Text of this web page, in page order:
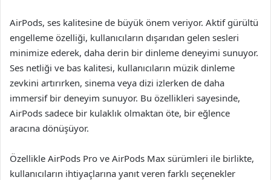
AirPods, ses kalitesine de büyük önem veriyor. Aktif gürültü
engelleme özelliği, kullanıcıların dışarıdan gelen sesleri
minimize ederek, daha derin bir dinleme deneyimi sunuyor.
Ses netliği ve bas kalitesi, kullanıcıların müzik dinleme
zevkini artırırken, sinema veya dizi izlerken de daha
immersif bir deneyim sunuyor. Bu özellikleri sayesinde,
AirPods sadece bir kulaklık olmaktan öte, bir eğlence
aracına dönüşüyor.
Özellikle AirPods Pro ve AirPods Max sürümleri ile birlikte,
kullanıcıların ihtiyaçlarına yanıt veren farklı seçenekler